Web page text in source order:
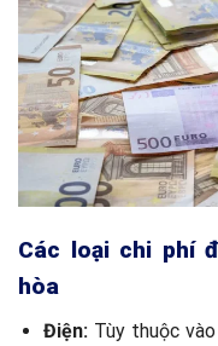
Các loại chi phí
hòa
Điện:Tùy thuộc